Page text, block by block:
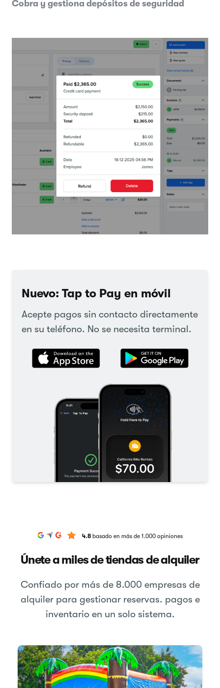
Cobra y gestiona depósitos de seguridad
Nuevo: Tap to Pay en móvil
Acepte pagos sin contacto directamente
en su teléfono. No se necesita terminal.
4.8 basado en más de 1.000 opiniones
Únete a miles de tiendas de alquiler
Confiado por más de 8.000 empresas de
alquiler para gestionar reservas. pagos e
inventario en un solo sistema.